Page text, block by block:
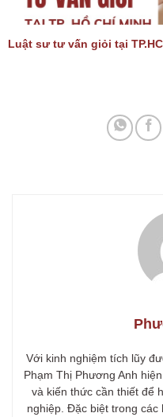
Luật sư tư vấn giỏi tại
Với kinh nghiệm tích lũy
Phạm Thị Phương Anh
và kiến thức cần thiết để
nghiệp. Đặc biệt trong